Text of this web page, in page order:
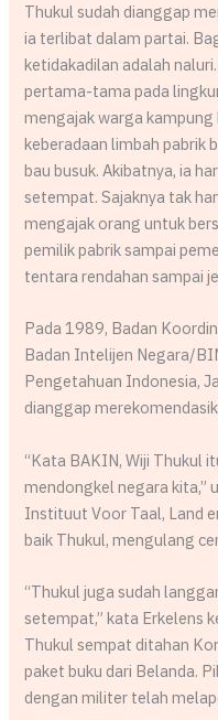
Thukul sudah dianggap
ia terlibat dalam partai.
ketidakadilan adalah
pertama-tama pada
mengajak warga
keberadaan limbah pabrik
bau busuk. Akibatnya, ia
setempat. Sajaknya tak
mengajak orang untuk
pemilik pabrik sampai
tentara rendahan sampai
Pada 1989, Badan
Badan Intelijen Negara/
Pengetahuan Indonesia,
dianggap
“Kata BAKIN, Wiji Thukul
mendongkel negara kita,”
Instituut Voor Taal, Land
baik Thukul, mengulang
“Thukul juga sudah
setempat,” kata Erkelens
Thukul sempat ditahan
paket buku dari Belanda.
dengan militer telah